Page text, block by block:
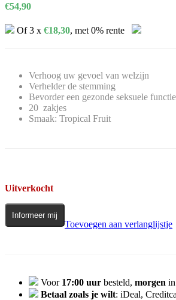
€54,90
Of 3 x €18,30, met 0% rente
Verhoog uw gevoel van welzijn
Verhelder de stemming
Bevorder een gezonde seksuele functie
20 zakjes
Smaak: Tropical Fruit
Uitverkocht
Informeer mij
Toevoegen aan verlanglijstje
Voor 17:00 uur besteld, morgen
Betaal zoals je wilt: iDeal,